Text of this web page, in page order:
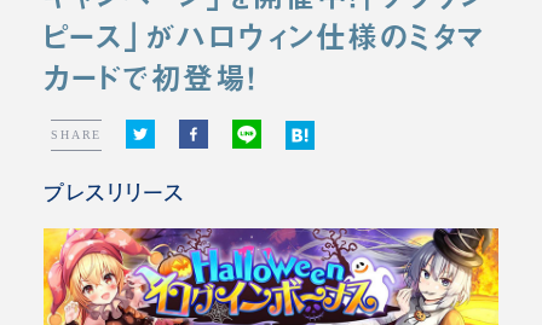
ピース」がハロウィン仕様のミタマ
カードで初登場！
SHARE
プレスリリース